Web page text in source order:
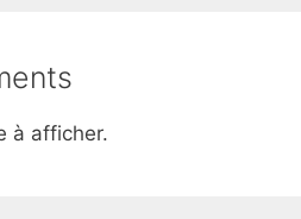
à afficher.